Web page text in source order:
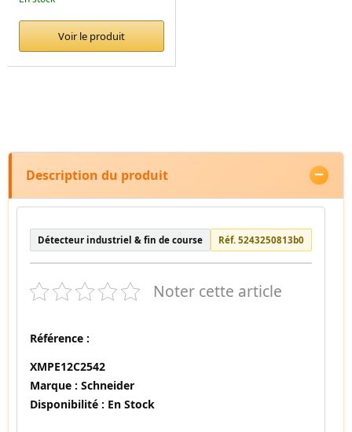
Voir le produit
Description du produit
Détecteur industriel & fin de course Réf. 5243250813b0
Noter cette article
Référence :
XMPE12C2542
Marque : Schneider
Disponibilité : En Stock